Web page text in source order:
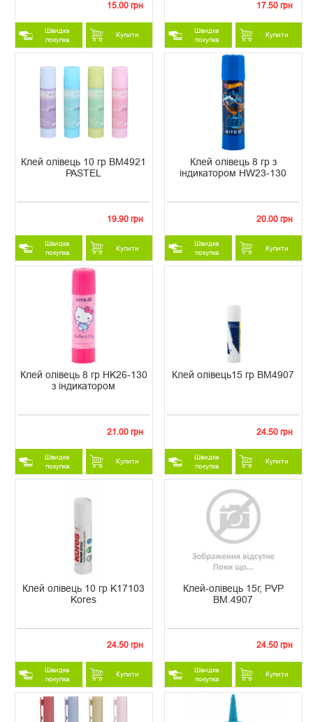
15.00 грн
Швидка
покупка
Купити
17.50 грн
Швидка
покупка
Купити
Клей олівець 10 гр ВМ4921
PASTEL
19.90 грн
Швидка
покупка
Купити
Клей олівець 8 гр з
індикатором HW23-130
20.00 грн
Швидка
покупка
Купити
Клей олівець 8 гр HK26-130
з індикатором
21.00 грн
Швидка
покупка
Купити
Клей олівець15 гр ВМ4907
24.50 грн
Швидка
покупка
Купити
Клей олівець 10 гр K17103
Kores
24.50 грн
Швидка
покупка
Купити
Клей-олівець 15г, PVP
BM.4907
24.50 грн
Швидка
покупка
Купити